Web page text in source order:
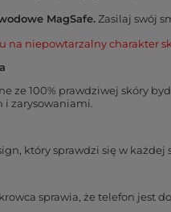
MagSafe.Zasilaj swój
na niepowtarzalny charakter
ze 100% prawdziwej skóry
zarysowaniami.
który sprawdzi się w każdej
sprawia, że telefon jest